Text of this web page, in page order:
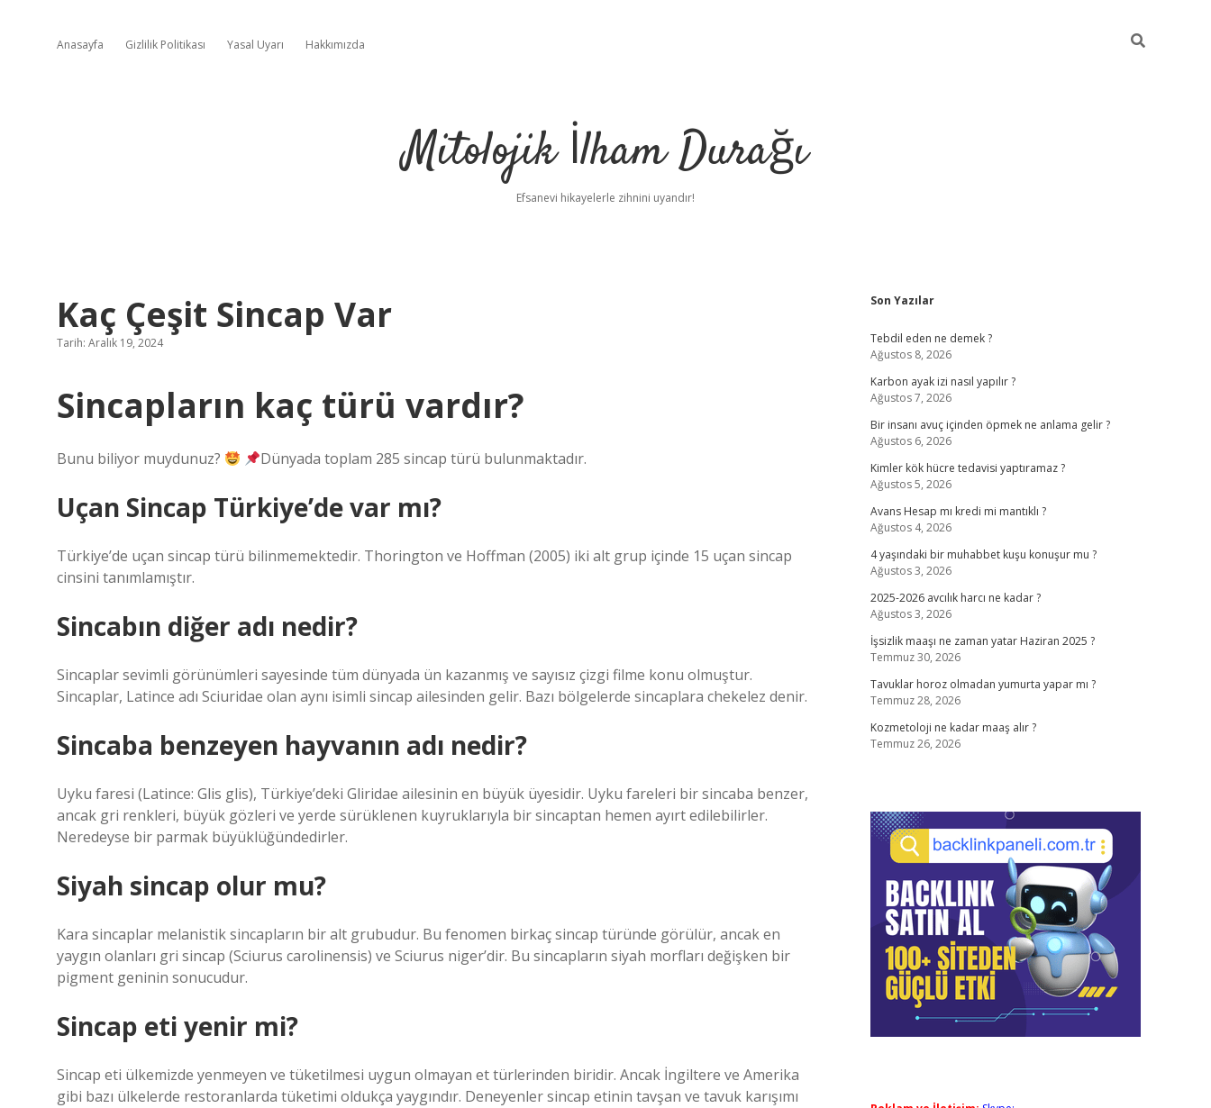
Anasayfa Gizlilik Politikası Yasal Uyarı Hakkımızda
Mitolojik İlham Durağı
Efsanevi hikayelerle zihnini uyandır!
Kaç Çeşit Sincap Var
Tarih: Aralık 19, 2024
Sincapların kaç türü vardır?
Bunu biliyor muydunuz? Dünyada toplam 285 sincap türü bulunmaktadır.
Uçan Sincap Türkiye’de var mı?
Türkiye’de uçan sincap türü bilinmemektedir. Thorington ve Hoffman (2005) iki alt grup içinde 15 uçan sincap
cinsini tanımlamıştır.
Sincabın diğer adı nedir?
Sincaplar sevimli görünümleri sayesinde tüm dünyada ün kazanmış ve sayısız çizgi filme konu olmuştur.
Sincaplar, Latince adı Sciuridae olan aynı isimli sincap ailesinden gelir. Bazı bölgelerde sincaplara chekelez denir.
Sincaba benzeyen hayvanın adı nedir?
Uyku faresi (Latince: Glis glis), Türkiye’deki Gliridae ailesinin en büyük üyesidir. Uyku fareleri bir sincaba benzer,
ancak gri renkleri, büyük gözleri ve yerde sürüklenen kuyruklarıyla bir sincaptan hemen ayırt edilebilirler.
Neredeyse bir parmak büyüklüğündedirler.
Siyah sincap olur mu?
Kara sincaplar melanistik sincapların bir alt grubudur. Bu fenomen birkaç sincap türünde görülür, ancak en
yaygın olanları gri sincap (Sciurus carolinensis) ve Sciurus niger’dir. Bu sincapların siyah morfları değişken bir
pigment geninin sonucudur.
Sincap eti yenir mi?
Sincap eti ülkemizde yenmeyen ve tüketilmesi uygun olmayan et türlerinden biridir. Ancak İngiltere ve Amerika
gibi bazı ülkelerde restoranlarda tüketimi oldukça yaygındır. Deneyenler sincap etinin tavşan ve tavuk karışımı
Sidebar
Son Yazılar
Tebdil eden ne demek ?
Ağustos 8, 2026
Karbon ayak izi nasıl yapılır ?
Ağustos 7, 2026
Bir insanı avuç içinden öpmek ne anlama gelir ?
Ağustos 6, 2026
Kimler kök hücre tedavisi yaptıramaz ?
Ağustos 5, 2026
Avans Hesap mı kredi mi mantıklı ?
Ağustos 4, 2026
4 yaşındaki bir muhabbet kuşu konuşur mu ?
Ağustos 3, 2026
2025-2026 avcılık harcı ne kadar ?
Ağustos 3, 2026
İşsizlik maaşı ne zaman yatar Haziran 2025 ?
Temmuz 30, 2026
Tavuklar horoz olmadan yumurta yapar mı ?
Temmuz 28, 2026
Kozmetoloji ne kadar maaş alır ?
Temmuz 26, 2026